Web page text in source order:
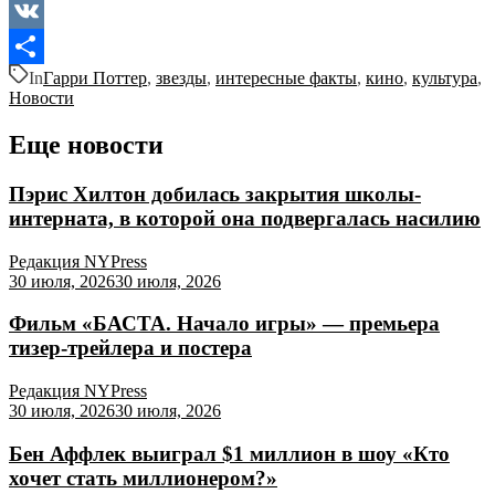
Odnoklassniki
VK
Отправить
InГарри Поттер, звезды, интересные факты, кино, культура,
Новости
Еще новости
Пэрис Хилтон добилась закрытия школы-
интерната, в которой она подвергалась насилию
Редакция NYPress
30 июля, 202630 июля, 2026
Фильм «БАСТА. Начало игры» — премьера
тизер-трейлера и постера
Редакция NYPress
30 июля, 202630 июля, 2026
Бен Аффлек выиграл $1 миллион в шоу «Кто
хочет стать миллионером?»